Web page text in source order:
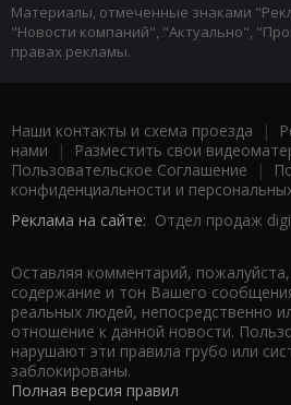
Материалы, отмеченные знаками
"Новости компаний", "Актуально",
правах рекламы.
Наши контакты и схема проезда |
нами | Разместить свои
Пользовательское Соглашение |
конфиденциальности и
Реклама на сайте: Отдел продаж
Оставляя комментарий,
содержание и тон Вашего
реальных людей, непосредственно
отношение к данной новости.
нарушают эти правила грубо или
заблокированы.
Полная версия правил